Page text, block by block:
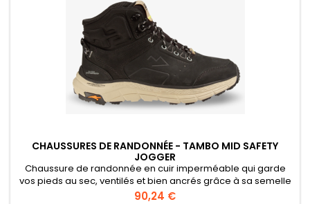
CHAUSSURES DE RANDONNÉE - TAMBO MID SAFETY
JOGGER
Chaussure de randonnée en cuir imperméable qui garde
vos pieds au sec, ventilés et bien ancrés grâce à sa semelle
extérieure en caoutchouc à forte adhérence.
Prix
90,24 €